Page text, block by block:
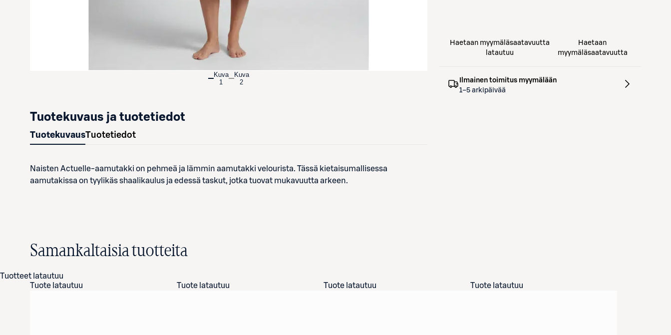
Kuva
1
Kuva
2
Haetaan myymäläsaatavuutta
latautuu
Haetaan
myymäläsaatavuutta
Ilmainen toimitus myymälään
1–5 arkipäivää
Tuotekuvaus ja tuotetiedot
TuotekuvausTuotetiedot
Naisten Actuelle-aamutakki on pehmeä ja lämmin aamutakki velourista. Tässä kietaisumallisessa
aamutakissa on tyylikäs shaalikaulus ja edessä taskut, jotka tuovat mukavuutta arkeen.
Samankaltaisia tuotteita
Tuotteet latautuu
Tuote latautuu
Tuote latautuu Tuote latautuu Tuote latautuu